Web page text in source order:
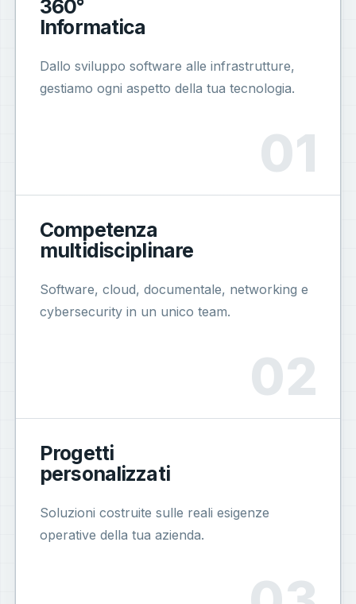
360°
Informatica
Dallo sviluppo software alle infrastrutture,
gestiamo ogni aspetto della tua tecnologia.
Competenza
multidisciplinare
Software, cloud, documentale, networking e
cybersecurity in un unico team.
Progetti
personalizzati
Soluzioni costruite sulle reali esigenze
operative della tua azienda.